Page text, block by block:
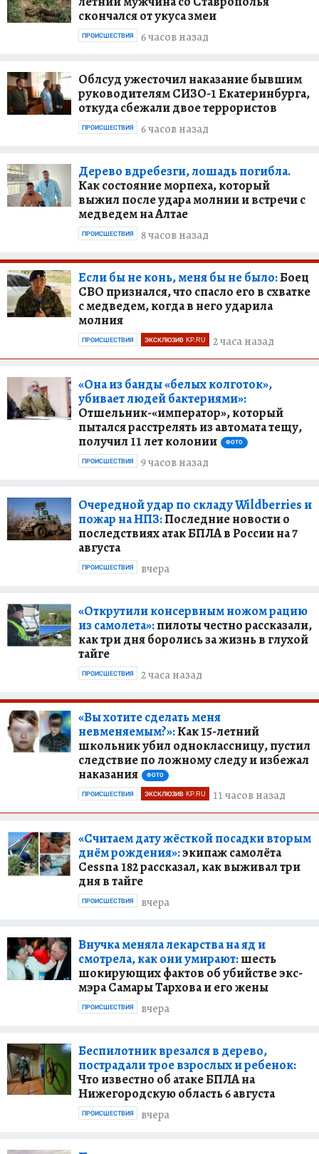
скончался от укуса змеи
6 часов назад
ПРОИСШЕСТВИЯ
Облсуд ужесточил наказание бывшим
руководителям СИЗО-1 Екатеринбурга,
откуда сбежали двое террористов
6 часов назад
ПРОИСШЕСТВИЯ
Дерево вдребезги, лошадь погибла.
Как состояние морпеха, который
выжил после удара молнии и встречи с
медведем на Алтае
8 часов назад
ПРОИСШЕСТВИЯ
Если бы не конь, меня бы не было:Боец
СВО признался, что спасло его в схватке
с медведем, когда в него ударила
молния
2 часа назад
ПРОИСШЕСТВИЯ ЭКСКЛЮЗИВ KP.RU
«Она из банды «белых колготок»,
убивает людей бактериями»:
Отшельник-«император», который
пытался расстрелять из автомата тещу,
получил 11 лет колонии
ФОТО
9 часов назад
ПРОИСШЕСТВИЯ
Очередной удар по складу Wildberries и
пожар на НПЗ:Последние новости о
последствиях атак БПЛА в России на 7
августа
вчера
ПРОИСШЕСТВИЯ
«Открутили консервным ножом рацию
из самолета»:пилоты честно рассказали,
как три дня боролись за жизнь в глухой
тайге
2 часа назад
ПРОИСШЕСТВИЯ
«Вы хотите сделать меня
невменяемым?»:Как 15-летний
школьник убил одноклассницу, пустил
следствие по ложному следу и избежал
наказания
ФОТО
11 часов назад
ПРОИСШЕСТВИЯ ЭКСКЛЮЗИВ KP.RU
«Считаем дату жёсткой посадки вторым
днём рождения»:экипаж самолёта
Cessna 182 рассказал, как выживал три
дня в тайге
вчера
ПРОИСШЕСТВИЯ
Внучка меняла лекарства на яд и
смотрела, как они умирают:шесть
шокирующих фактов об убийстве экс-
мэра Самары Тархова и его жены
вчера
ПРОИСШЕСТВИЯ
Беспилотник врезался в дерево,
пострадали трое взрослых и ребенок:
Что известно об атаке БПЛА на
Нижегородскую область 6 августа
вчера
ПРОИСШЕСТВИЯ